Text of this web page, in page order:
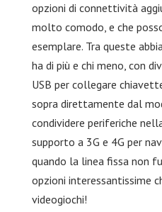
opzioni di connettività
molto comodo, e che
esemplare. Tra queste
ha di più e chi meno, con
USB per collegare
sopra direttamente dal
condividere periferiche
supporto a 3G e 4G per
quando la linea fissa non
opzioni interessantissime
videogiochi!